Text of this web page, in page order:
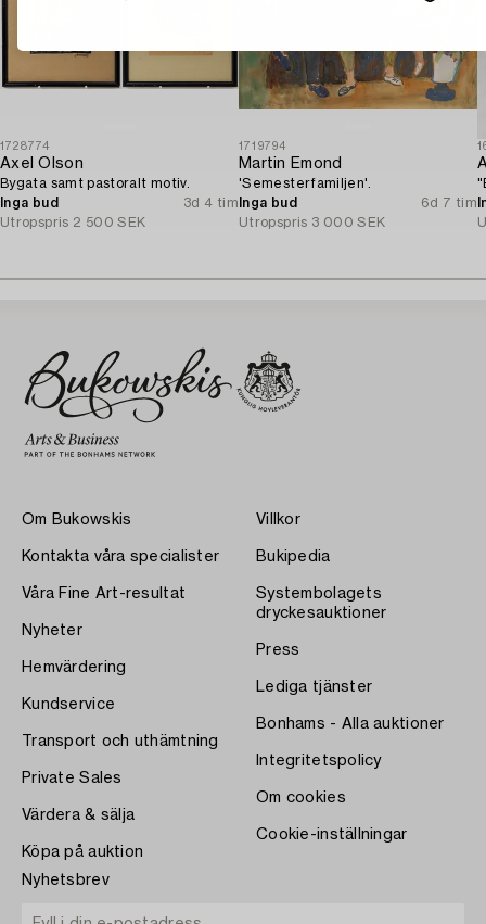
1728774
Axel Olson
Bygata samt pastoralt motiv.
Inga bud
3d 4 tim
Utropspris 2 500 SEK
1719794
Martin Emond
'Semesterfamiljen'.
Inga bud
6d 7 tim
Utropspris 3 000 SEK
Om Bukowskis
Kontakta våra specialister
Våra Fine Art-resultat
Nyheter
Hemvärdering
Kundservice
Transport och uthämtning
Private Sales
Värdera & sälja
Köpa på auktion
Villkor
Bukipedia
Systembolagets
dryckesauktioner
Press
Lediga tjänster
Bonhams - Alla auktioner
Integritetspolicy
Om cookies
Cookie-inställningar
Nyhetsbrev